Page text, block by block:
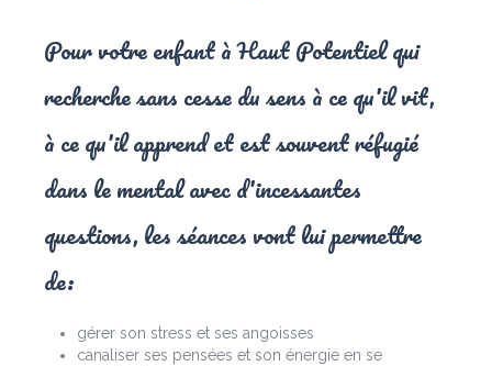
Pour votre enfant à Haut Potentiel qui
recherche sans cesse du sens à ce qu'il vit,
à ce qu'il apprend et est souvent réfugié
dans le mental avec d'incessantes
questions, les séances vont lui permettre
de:
gérer son stress et ses angoisses
canaliser ses pensées et son énergie en se